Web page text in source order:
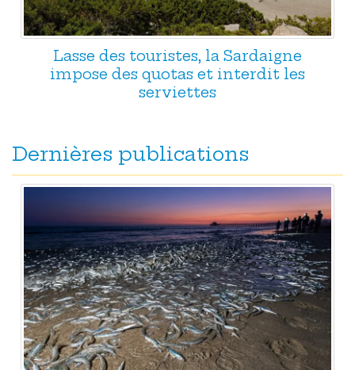
Lasse des touristes, la Sardaigne
impose des quotas et interdit les
serviettes
Dernières publications